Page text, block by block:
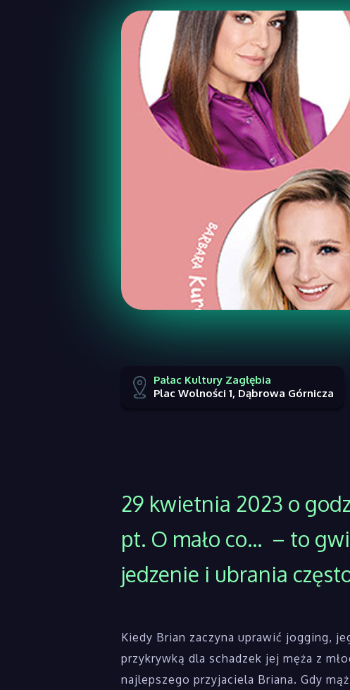
Pałac Kultury Zagłębia
Plac Wolności 1, Dąbrowa Górnicza
29 kwietnia 2023 o
pt. O mało co… – to
jedzenie i ubrania
Kiedy Brian zaczyna uprawić jogging,
przykrywką dla schadzek jej męża z
najlepszego przyjaciela Briana. Gdy